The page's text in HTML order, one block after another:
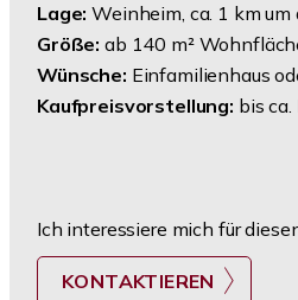
Lage: Weinheim, ca. 1 km
Größe: ab 140 m²
Wünsche: Einfamilienhaus
Kaufpreisvorstellung: bis ca.
Ich interessiere mich für
KONTAKTIEREN